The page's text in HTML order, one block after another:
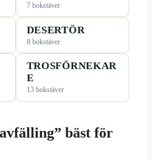
7 bokstäver
DESERTÖR
8 bokstäver
TROSFÖRNEKAR
E
13 bokstäver
bäst för